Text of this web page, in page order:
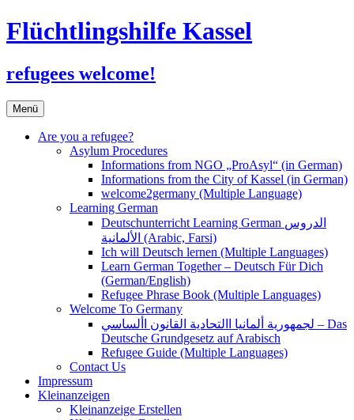
Flüchtlingshilfe Kassel
refugees welcome!
Menü Zum
Inhalt
springen
Are you a refugee?
Asylum Procedures
Informations from NGO „ProAsyl“ (in German)
Informations from the City of Kassel (in German)
welcome2germany (Multiple Language)
Learning German
Deutschunterricht Learning German الدروس
الألمانية (Arabic, Farsi)
Ich will Deutsch lernen (Multiple Languages)
Learn German Together – Deutsch Für Dich
(German/English)
Refugee Phrase Book (Multiple Languages)
Welcome To Germany
لجمهورية ألمانيا االتحادية القانون األساسي – Das
Deutsche Grundgesetz auf Arabisch
Refugee Guide (Multiple Languages)
Contact Us
Impressum
Kleinanzeigen
Kleinanzeige Erstellen